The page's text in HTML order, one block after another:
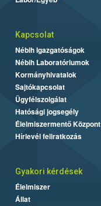
Kapcsolat
Nébih Igazgatóságok
Nébih Laboratóriumok
Kormányhivatalok
Sajtókapcsolat
Ügyfélszolgálat
Hatósági jogsegély
Élelmiszermentő Központ
Hírlevél feliratkozás
Gyakori kérdések
Élelmiszer
Állat